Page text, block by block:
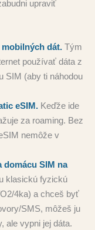
upraviť
mobilných dát. Tým
používať dáta z
SIM (aby ti náhodou
eSIM. Keďže ide
za roaming. Bez
nemôže v
domácu SIM na
klasickú fyzickú
4ka) a chceš byť
SMS, môžeš ju
ale vypni jej dáta.